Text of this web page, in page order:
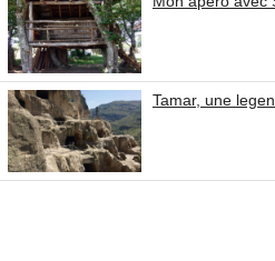
Tamar, une